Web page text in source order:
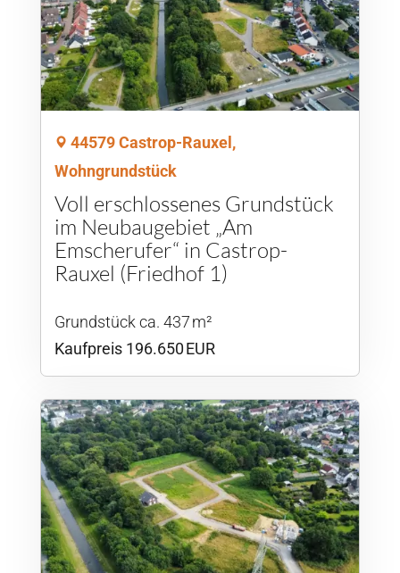
44579 Castrop-Rauxel,
Wohngrundstück
Voll erschlossenes Grundstück
im Neubaugebiet „Am
Emscherufer“ in Castrop-
Rauxel (Friedhof 1)
Grund­stück ca. 437 m²
Kaufpreis 196.650 EUR